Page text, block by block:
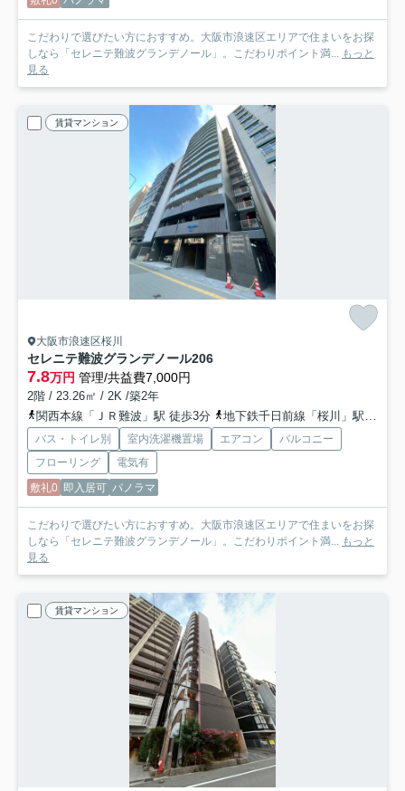
こだわりで選びたい方におすすめ。大阪市浪速区エリアで住まいをお探
しなら「セレニテ難波グランデノール」。こだわりポイント満... もっと
見る
賃貸マンション
大阪市浪速区桜川
セレニテ難波グランデノール206
7.8万円 管理/共益費7,000円
2階 / 23.26㎡ / 2K /築2年
関西本線「ＪＲ難波」駅 徒歩3分
地下鉄千日前線「桜川」駅 徒歩5分
バス・トイレ別 室内洗濯機置場 エアコン
バルコニー
フローリング
電気有
敷礼0 即入居可 パノラマ
こだわりで選びたい方におすすめ。大阪市浪速区エリアで住まいをお探
しなら「セレニテ難波グランデノール」。こだわりポイント満... もっと
見る
賃貸マンション